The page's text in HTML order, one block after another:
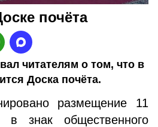
почёта
читателям о том, что в
Доска почёта.
размещение 11
знак общественного